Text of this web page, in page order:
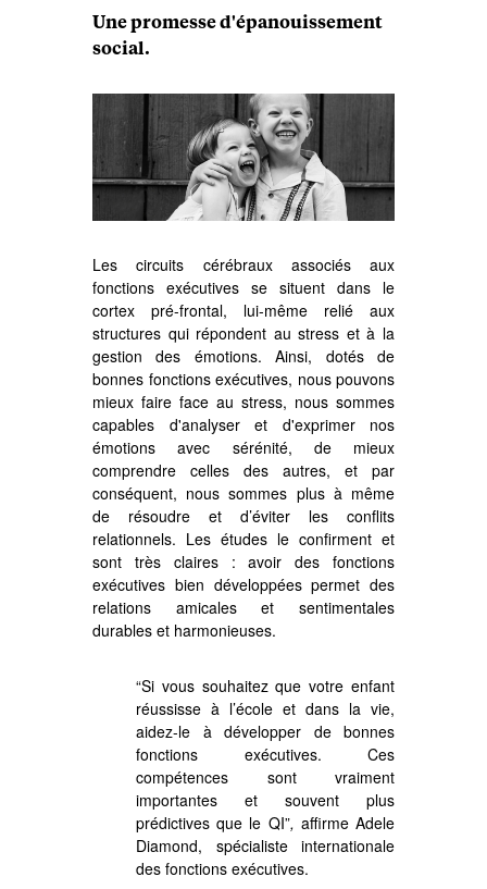
Une promesse d'épanouissement
social.
Les circuits cérébraux associés aux
fonctions exécutives se situent dans le
cortex pré-frontal, lui-même relié aux
structures qui répondent au stress et à la
gestion des émotions. Ainsi, dotés de
bonnes fonctions exécutives, nous pouvons
mieux faire face au stress, nous sommes
capables d'analyser et d'exprimer nos
émotions avec sérénité, de mieux
comprendre celles des autres, et par
conséquent, nous sommes plus à même
de résoudre et d’éviter les conflits
relationnels. Les études le confirment et
sont très claires : avoir des fonctions
exécutives bien développées permet des
relations amicales et sentimentales
durables et harmonieuses.
“Si vous souhaitez que votre enfant
réussisse à l’école et dans la vie,
aidez-le à développer de bonnes
fonctions exécutives. Ces
compétences sont vraiment
importantes et souvent plus
prédictives que le QI”, affirme Adele
Diamond, spécialiste internationale
des fonctions exécutives.